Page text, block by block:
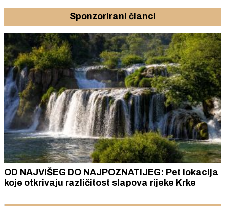
Sponzorirani članci
OD NAJVIŠEG DO NAJPOZNATIJEG: Pet lokacija
koje otkrivaju različitost slapova rijeke Krke